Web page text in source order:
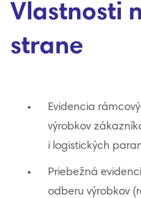
Vlastnosti
strane
Evidencia
výrobkov
i logistických
Priebežná
odberu výrobkov